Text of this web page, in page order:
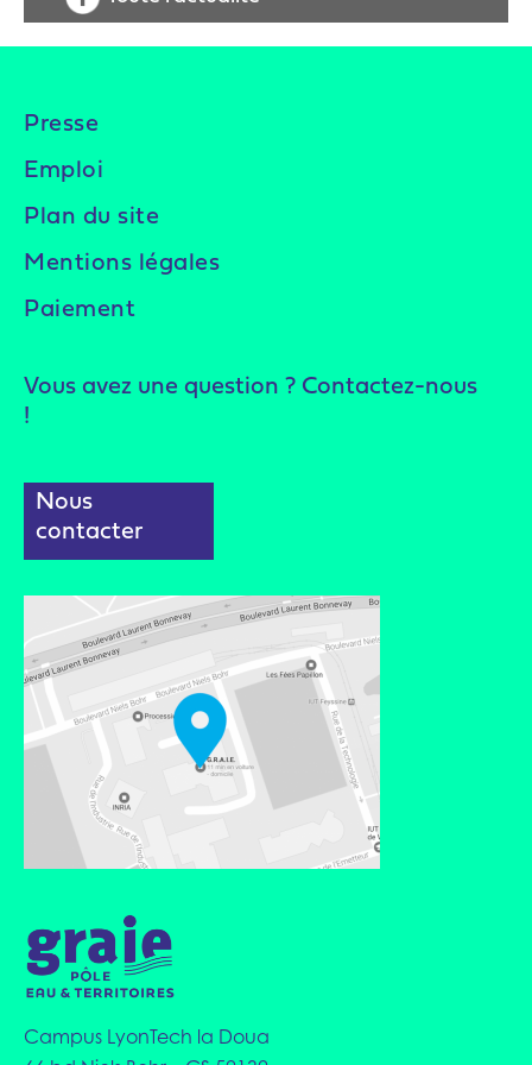
Presse
Emploi
Plan du site
Mentions légales
Paiement
Vous avez une question ? Contactez-nous
!
Nous
contacter
Campus LyonTech la Doua